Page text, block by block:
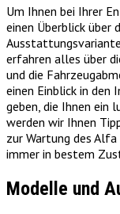
Um Ihnen bei Ihrer
einen Überblick über
erfahren alles über
und die
einen Einblick in
geben, die Ihnen ein
werden wir Ihnen
zur Wartung des
immer in bestem
Modelle und